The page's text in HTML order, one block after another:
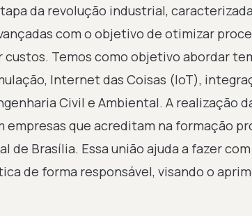
da revolução industrial, caracterizada
com o objetivo de otimizar
Temos como objetivo abordar
Internet das Coisas (IoT),
Civil e Ambiental. A realização
empresas que acreditam na formação
Brasília. Essa união ajuda a fazer com
de forma responsável, visando o